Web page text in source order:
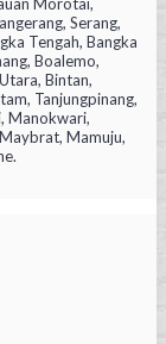
Serang,
Tengah, Bangka
Boalemo,
Bintan,
Tanjungpinang,
Manokwari,
Mamuju,